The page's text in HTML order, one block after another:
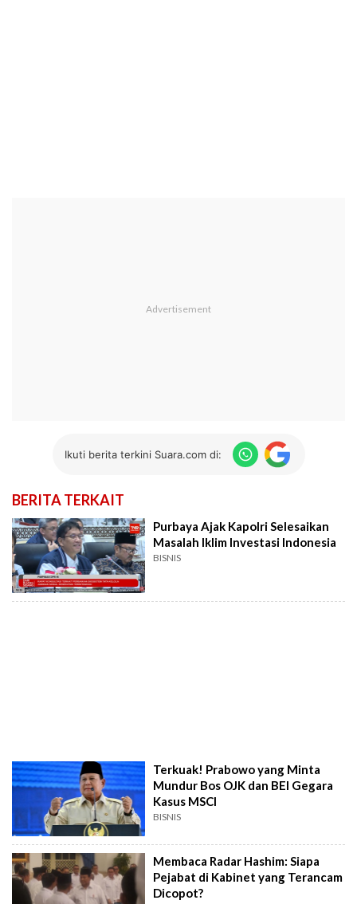
Ikuti berita terkini Suara.com di:
BERITA TERKAIT
Purbaya Ajak Kapolri Selesaikan
Masalah Iklim Investasi Indonesia
BISNIS
Terkuak! Prabowo yang Minta
Mundur Bos OJK dan BEI Gegara
Kasus MSCI
BISNIS
Membaca Radar Hashim: Siapa
Pejabat di Kabinet yang Terancam
Dicopot?